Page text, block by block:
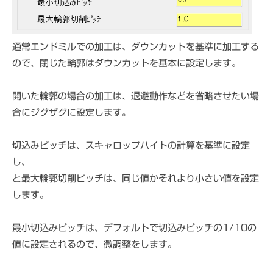
通常エンドミルでの加工は、ダウンカットを基準に加工する
ので、閉じた輪郭はダウンカットを基本に設定します。
開いた輪郭の場合の加工は、退避動作などを省略させたい場
合にジグザグに設定します。
切込みピッチは、スキャロップハイトの計算を基準に設定
し、
と最大輪郭切削ピッチは、同じ値かそれより小さい値を設定
します。
最小切込みピッチは、デフォルトで切込みピッチの1/10の
値に設定されるので、微調整をします。